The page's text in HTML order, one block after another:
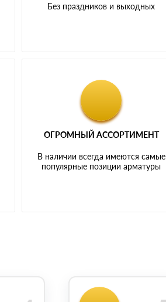
Без праздников и выходных
ОГРОМНЫЙ АССОРТИМЕНТ
В наличии всегда имеются самые
популярные позиции арматуры